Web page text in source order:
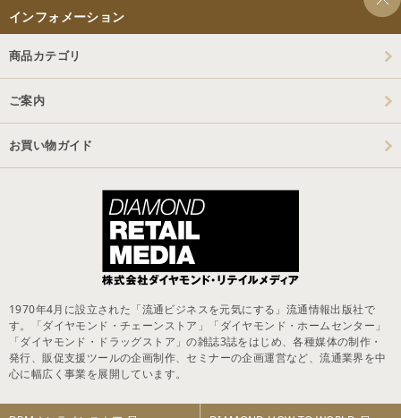
インフォメーション
商品カテゴリ
ご案内
お買い物ガイド
1970年4月に設立された「流通ビジネスを元気にする」流通情報出版社で
す。「ダイヤモンド・チェーンストア」「ダイヤモンド・ホームセンター」
「ダイヤモンド・ドラッグストア」の雑誌3誌をはじめ、各種媒体の制作・
発行、販促支援ツールの企画制作、セミナーの企画運営など、流通業界を中
心に幅広く事業を展開しています。